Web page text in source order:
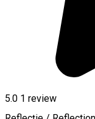
5.0 1 review